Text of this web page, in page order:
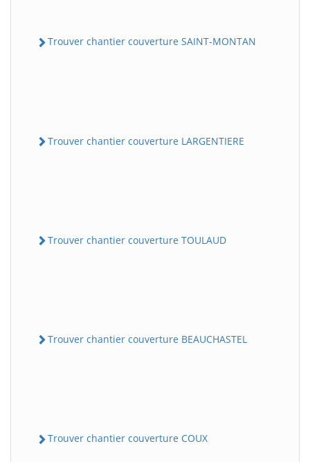
Trouver chantier couverture SAINT-MONTAN
Trouver chantier couverture LARGENTIERE
Trouver chantier couverture TOULAUD
Trouver chantier couverture BEAUCHASTEL
Trouver chantier couverture COUX